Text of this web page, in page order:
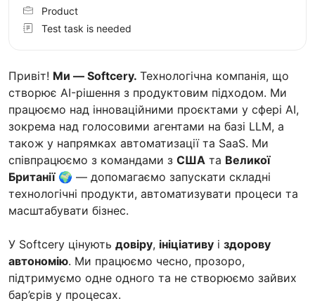
Привіт! Ми — Softcery. Технологічна компанія, що
створює AI-рішення з продуктовим підходом. Ми
працюємо над інноваційними проєктами у сфері AI,
зокрема над голосовими агентами на базі LLM, а
також у напрямках автоматизації та SaaS. Ми
співпрацюємо з командами з США та Великої
Британії🌍 — допомагаємо запускати складні
технологічні продукти, автоматизувати процеси та
масштабувати бізнес.
У Softcery цінують довіру, ініціативу і здорову
автономію. Ми працюємо чесно, прозоро,
підтримуємо одне одного та не створюємо зайвих
бар’єрів у процесах.
Product
Test task is needed